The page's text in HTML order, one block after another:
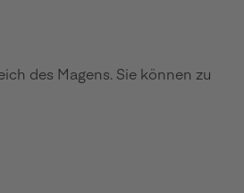
des Magens. Sie können zu